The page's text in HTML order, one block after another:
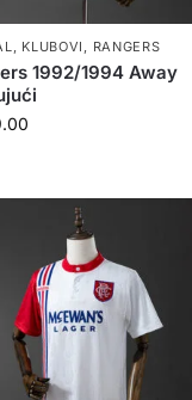
KLUBOVI RANGERS
1992/1994 Away